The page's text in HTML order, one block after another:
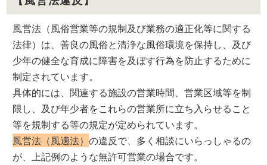
風営法（風俗営業等の規制及び業務の適正化等に関する
法律）は、善良の風俗と清浄な風俗環境を保持し、及び
少年の健全な育成に障害を及ぼす行為を防止するために
制定されています。
具体的には、関連する施設の営業時間、営業区域等を制
限し、及び年少者をこれらの営業所に立ち入らせること
等を規制する等の規定が定められています。
風営法（風適法）の違反で、多く相談にいらっしゃるの
が、上記例のような無許可営業の場合です。